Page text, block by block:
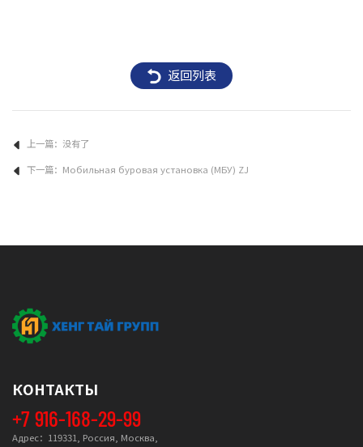
返回列表
上一篇：没有了
下一篇： Мобильная буровая установка (МБУ) ZJ
КОНТАКТЫ
+7 916-168-29-99
Адрес：119331, Россия, Москва,